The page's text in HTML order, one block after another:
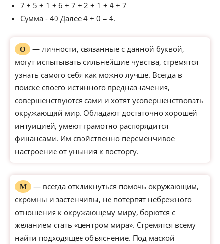
7 + 5 + 1 + 6 + 7 + 2 + 1 + 4 + 7
Сумма - 40 Далее 4 + 0 = 4.
О
— личности, связанные с данной буквой,
могут испытывать сильнейшие чувства, стремятся
узнать самого себя как можно лучше. Всегда в
поиске своего истинного предназначения,
совершенствуются сами и хотят усовершенствовать
окружающий мир. Обладают достаточно хорошей
интуицией, умеют грамотно распорядится
финансами. Им свойственно переменчивое
настроение от уныния к восторгу.
М
— всегда откликнуться помочь окружающим,
скромны и застенчивы, не потерпят небрежного
отношения к окружающему миру, борются с
желанием стать «центром мира». Стремятся всему
найти подходящее объяснение. Под маской